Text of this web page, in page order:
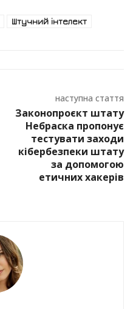
Штучний інтелект
наступна стаття
Законопроєкт штату
Небраска пропонує
тестувати заходи
кібербезпеки штату
за допомогою
етичних хакерів